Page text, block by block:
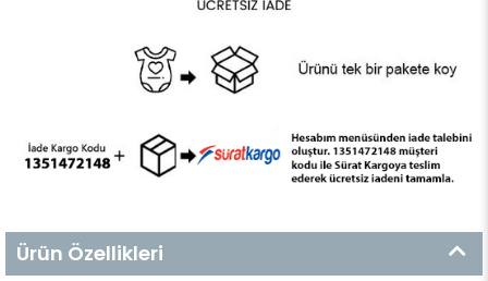
Ürün Özellikleri